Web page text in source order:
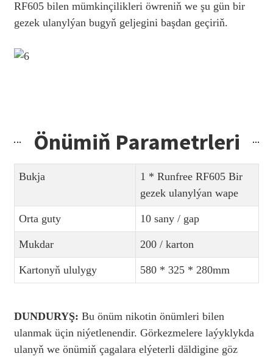
RF605 bilen mümkinçilikleri öwreniň we şu gün bir
gezek ulanylýan bugyň geljegini başdan geçiriň.
Önümiň Parametrleri
Bukja
1 * Runfree RF605 Bir
gezek ulanylýan wape
Orta guty 10 sany / gap
Mukdar 200 / karton
Kartonyň ululygy 580 * 325 * 280mm
DUNDURYŞ: Bu önüm nikotin önümleri bilen
ulanmak üçin niýetlenendir. Görkezmelere laýyklykda
ulanyň we önümiň çagalara elýeterli däldigine göz